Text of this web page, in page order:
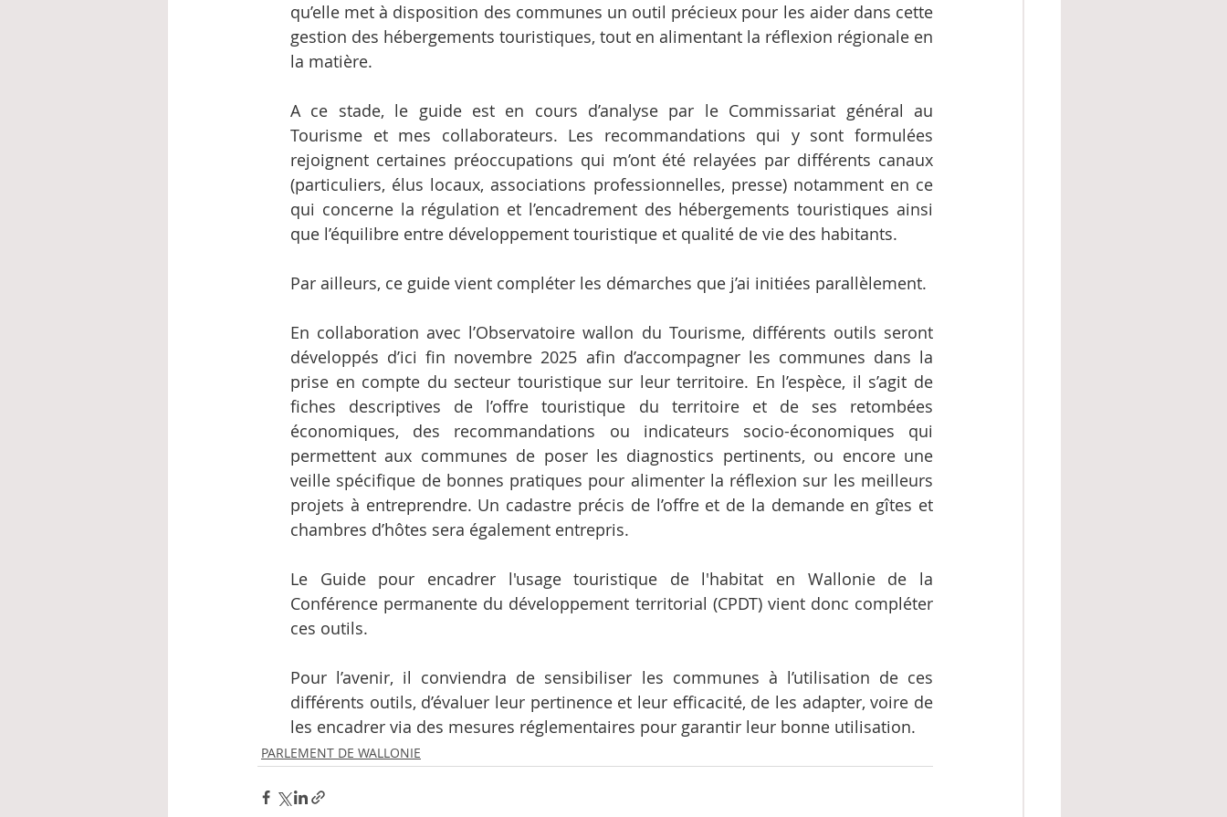
qu’elle met à disposition des communes un outil précieux pour les aider dans cette
gestion des hébergements touristiques, tout en alimentant la réflexion régionale en
la matière.
A ce stade, le guide est en cours d’analyse par le Commissariat général au
Tourisme et mes collaborateurs. Les recommandations qui y sont formulées
rejoignent certaines préoccupations qui m’ont été relayées par différents canaux
(particuliers, élus locaux, associations professionnelles, presse) notamment en ce
qui concerne la régulation et l’encadrement des hébergements touristiques ainsi
que l’équilibre entre développement touristique et qualité de vie des habitants.
Par ailleurs, ce guide vient compléter les démarches que j’ai initiées parallèlement.
En collaboration avec l’Observatoire wallon du Tourisme, différents outils seront
développés d’ici fin novembre 2025 afin d’accompagner les communes dans la
prise en compte du secteur touristique sur leur territoire. En l’espèce, il s’agit de
fiches descriptives de l’offre touristique du territoire et de ses retombées
économiques, des recommandations ou indicateurs socio-économiques qui
permettent aux communes de poser les diagnostics pertinents, ou encore une
veille spécifique de bonnes pratiques pour alimenter la réflexion sur les meilleurs
projets à entreprendre. Un cadastre précis de l’offre et de la demande en gîtes et
chambres d’hôtes sera également entrepris.
Le Guide pour encadrer l'usage touristique de l'habitat en Wallonie de la
Conférence permanente du développement territorial (CPDT) vient donc compléter
ces outils.
Pour l’avenir, il conviendra de sensibiliser les communes à l’utilisation de ces
différents outils, d’évaluer leur pertinence et leur efficacité, de les adapter, voire de
les encadrer via des mesures réglementaires pour garantir leur bonne utilisation.
PARLEMENT DE WALLONIE